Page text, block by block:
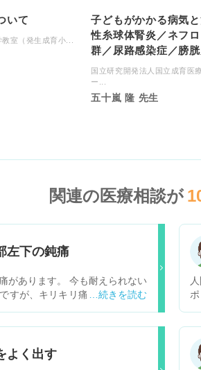
いて
室（発生成育小...
子どもがかかる病気
性糸球体腎炎／ネフ
群／尿路感染症／膀
国立研究開発法人国立成育医
ー...
五十嵐 隆 先生
関連の医療相談が
左下の鈍痛
があります。 今も耐えられない
すが、キリキリ痛みが続いてま
よく出す